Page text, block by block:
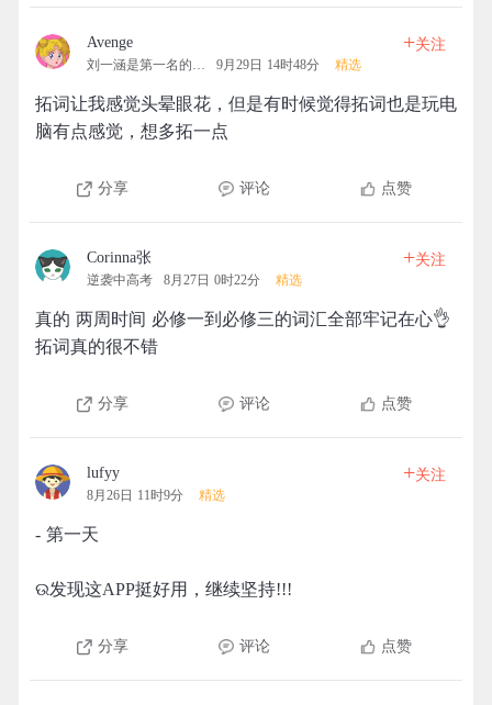
Avenge
刘一涵是第一名的拓团 9月29日 14时48分 精选
+关注
拓词让我感觉头晕眼花，但是有时候觉得拓词也是玩电
脑有点感觉，想多拓一点
分享 评论 点赞
Corinna张
逆袭中高考 8月27日 0时22分 精选
+关注
真的 两周时间 必修一到必修三的词汇全部牢记在心👌
拓词真的很不错
分享 评论 点赞
lufyy
8月26日 11时9分 精选
+关注
- 第一天
ଉ发现这APP挺好用，继续坚持!!!
分享 评论 点赞